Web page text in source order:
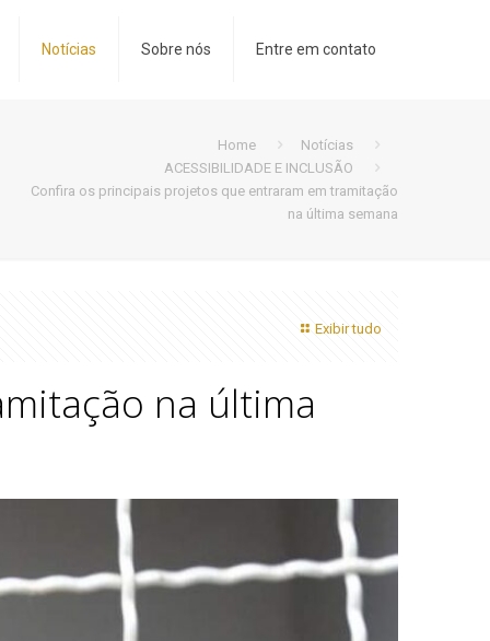
Notícias Sobre nós Entre em contato
Home
Notícias
ACESSIBILIDADE E INCLUSÃO
Confira os principais projetos que entraram em tramitação
na última semana
Exibir tudo
na última